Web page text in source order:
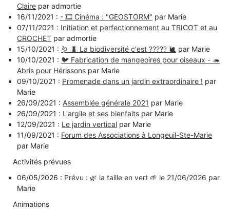
Claire par admortie
16/11/2021 : - 🎞️ Cinéma : "GEOSTORM" par Marie
07/11/2021 : Initiation et perfectionnement au TRICOT et au
CROCHET par admortie
15/10/2021 : 🪱 🐛 La biodiversité c'est ????? 🐌 par Marie
10/10/2021 : 🐦 Fabrication de mangeoires pour oiseaux - 🦔
Abris pour Hérissons par Marie
09/10/2021 : Promenade dans un jardin extraordinaire ! par
Marie
26/09/2021 : Assemblée générale 2021 par Marie
26/09/2021 : L'argile et ses bienfaits par Marie
12/09/2021 : Le jardin vertical par Marie
11/09/2021 : Forum des Associations à Longeuil-Ste-Marie
par Marie
Activités prévues
06/05/2026 : Prévu : 🌿 la taille en vert 🌱 le 21/06/2026 par
Marie
Animations